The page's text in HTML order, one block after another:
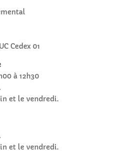
Cedex 01
à 12h30
et le vendredi.
et le vendredi.